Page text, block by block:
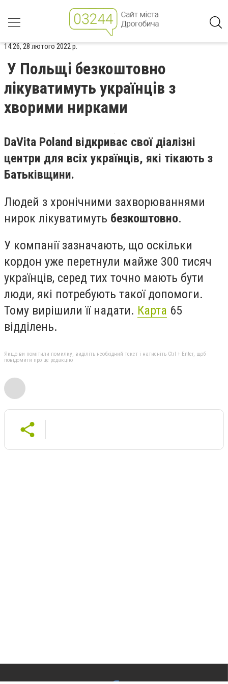
14:26, 28 лютого 2022 р.
У Польщі безкоштовно
лікуватимуть українців з
хворими нирками
DaVita Poland відкриває свої діалізні
центри для всіх українців, які тікають з
Батьківщини.
Людей з хронічними захворюваннями
нирок лікуватимуть безкоштовно.
У компанії зазначають, що оскільки
кордон уже перетнули майже 300 тисяч
українців, серед тих точно мають бути
люди, які потребують такої допомоги.
Тому вирішили її надати. Карта 65
відділень.
Якщо ви помітили помилку, виділіть необхідний текст і натисніть Ctrl + Enter, щоб
повідомити про це редакцію